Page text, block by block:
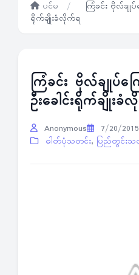
ပင်မ /
ကြံခင်း ဗိုလ်ချုပ်
ရိုက်ချိုးခံလိုက်ရ
ကြံခင်း ဗိုလ်ချုပ်က
ဦးခေါင်းရိုက်ချိုး
Anonymous
7/20/2015
ဓါတ်ပုံသတင်း, ပြည်တွင်းသ